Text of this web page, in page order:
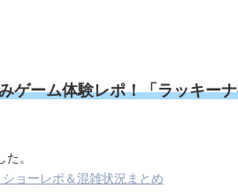
ゲーム体験レポ！「ラッキー
。
ョーレポ＆混雑状況まとめ